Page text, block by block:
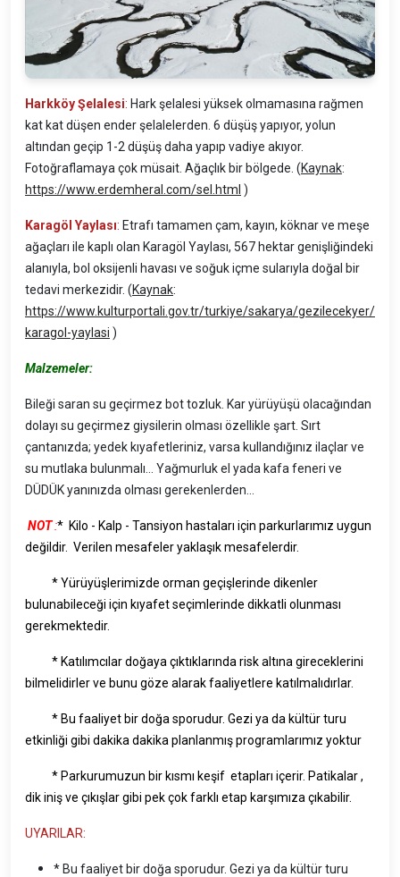
Harkköy Şelalesi: Hark şelalesi yüksek olmamasına rağmen
kat kat düşen ender şelalelerden. 6 düşüş yapıyor, yolun
altından geçip 1-2 düşüş daha yapıp vadiye akıyor.
Fotoğraflamaya çok müsait. Ağaçlık bir bölgede. (Kaynak:
https://www.erdemheral.com/sel.html )
Karagöl Yaylası: Etrafı tamamen çam, kayın, köknar ve meşe
ağaçları ile kaplı olan Karagöl Yaylası, 567 hektar genişliğindeki
alanıyla, bol oksijenli havası ve soğuk içme sularıyla doğal bir
tedavi merkezidir. (Kaynak:
https://www.kulturportali.gov.tr/turkiye/sakarya/gezilecekyer/
karagol-yaylasi )
Malzemeler:
Bileği saran su geçirmez bot tozluk. Kar yürüyüşü olacağından
dolayı su geçirmez giysilerin olması özellikle şart. Sırt
çantanızda; yedek kıyafetleriniz, varsa kullandığınız ilaçlar ve
su mutlaka bulunmalı… Yağmurluk el yada kafa feneri ve
DÜDÜK yanınızda olması gerekenlerden…
NOT:* Kilo - Kalp - Tansiyon hastaları için parkurlarımız uygun
değildir. Verilen mesafeler yaklaşık mesafelerdir.
* Yürüyüşlerimizde orman geçişlerinde dikenler
bulunabileceği için kıyafet seçimlerinde dikkatli olunması
gerekmektedir.
* Katılımcılar doğaya çıktıklarında risk altına gireceklerini
bilmelidirler ve bunu göze alarak faaliyetlere katılmalıdırlar.
* Bu faaliyet bir doğa sporudur. Gezi ya da kültür turu
etkinliği gibi dakika dakika planlanmış programlarımız yoktur
* Parkurumuzun bir kısmı keşif etapları içerir. Patikalar ,
dik iniş ve çıkışlar gibi pek çok farklı etap karşımıza çıkabilir.
UYARILAR:
* Bu faaliyet bir doğa sporudur. Gezi ya da kültür turu